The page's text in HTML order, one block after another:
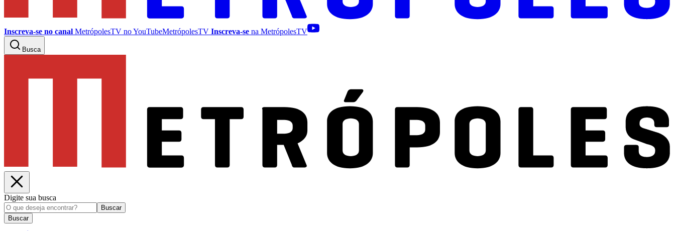
Inscreva-se no canal MetrópolesTV noYouTubeMetrópolesTV Inscreva-se na MetrópolesTV
Busca
Digite sua busca
Buscar
Buscar